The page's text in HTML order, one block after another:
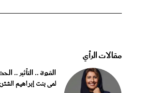
مقالات الرأي
القوة .. التأثير ..
لمى بنت إبراهيم